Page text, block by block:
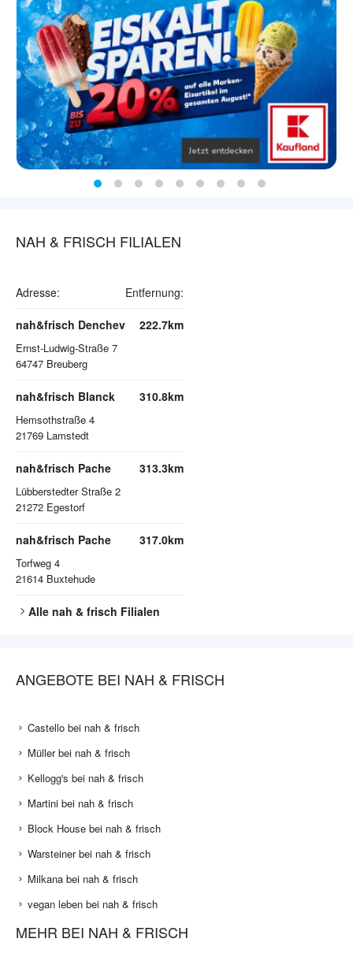
NAH & FRISCH FILIALEN
Adresse: Entfernung:
nah&frisch Denchev
Ernst-Ludwig-Straße 7
64747 Breuberg
222.7km
nah&frisch Blanck
Hemsothstraße 4
21769 Lamstedt
310.8km
nah&frisch Pache
Lübberstedter Straße 2
21272 Egestorf
313.3km
nah&frisch Pache
Torfweg 4
21614 Buxtehude
317.0km
Alle nah & frisch Filialen
ANGEBOTE BEI NAH & FRISCH
Castello bei nah & frisch
Müller bei nah & frisch
Kellogg's bei nah & frisch
Martini bei nah & frisch
Block House bei nah & frisch
Warsteiner bei nah & frisch
Milkana bei nah & frisch
vegan leben bei nah & frisch
MEHR BEI NAH & FRISCH